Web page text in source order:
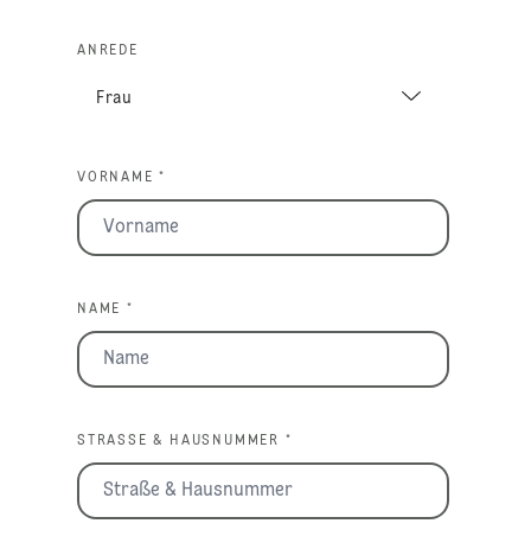
ANREDE
VORNAME *
NAME *
STRASSE & HAUSNUMMER *